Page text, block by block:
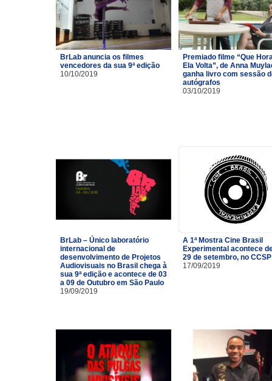
BrLab anuncia os filmes
vencedores da sua 9ª edição
10/10/2019
Premiado filme “Que
Ela Volta”, de Anna
ganha livro com sessão
autógrafos
03/10/2019
BrLab – Único laboratório
internacional de
desenvolvimento de Projetos
Audiovisuais no Brasil chega à
sua 9ª edição e acontece de 03
a 09 de Outubro em São Paulo
19/09/2019
A 1ª Mostra Cine Brasil
Experimental acontece
29 de setembro, no CCSP
17/09/2019